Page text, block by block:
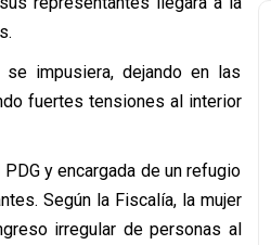
impusiera, dejando en las
fuertes tensiones al interior
y encargada de un refugio
Según la Fiscalía, la mujer
irregular de personas al